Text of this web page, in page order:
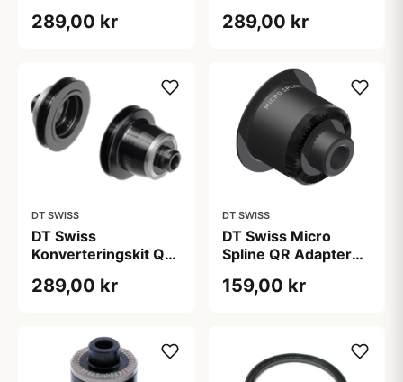
289,00 kr
til QR
289,00 kr
DT SWISS
DT Swiss
Konverteringskit QR
289,00 kr
DT SWISS
DT Swiss Micro
Spline QR Adapter
159,00 kr